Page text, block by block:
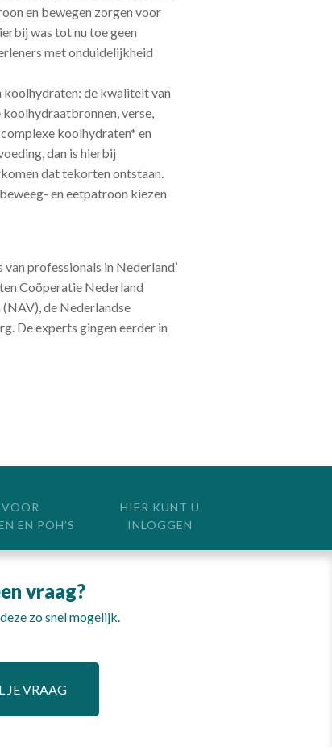
en bewegen zorgen voor
was tot nu toe geen
met onduidelijkheid
koolhydraten: de kwaliteit van
verse,
koolhydraten* en
dan is hierbij
dat tekorten ontstaan.
en eetpatroon kiezen
professionals in Nederland’
Coöperatie Nederland
de Nederlandse
De experts gingen eerder in
EN POH’S
HIER KUNT U
INLOGGEN
vraag?
zo snel mogelijk.
JE VRAAG